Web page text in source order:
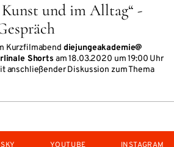
und im Alltag“ -
Kurzfilmabend diejungeakademie@
Shorts am 18.03.2020 um 19:00 Uhr
anschließender Diskussion zum Thema